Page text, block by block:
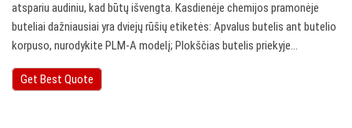
atspariu audiniu, kad būtų išvengta. Kasdienėje chemijos pramonėje
buteliai dažniausiai yra dviejų rūšių etiketės: Apvalus butelis ant butelio
korpuso, nurodykite PLM-A modelį; Plokščias butelis priekyje…
Get Best Quote